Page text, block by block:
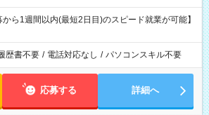
ら1週間以内(最短2日目)のスピード就業が可能】
歴書不要 / 電話対応なし / パソコンスキル不要
応募する 詳細へ